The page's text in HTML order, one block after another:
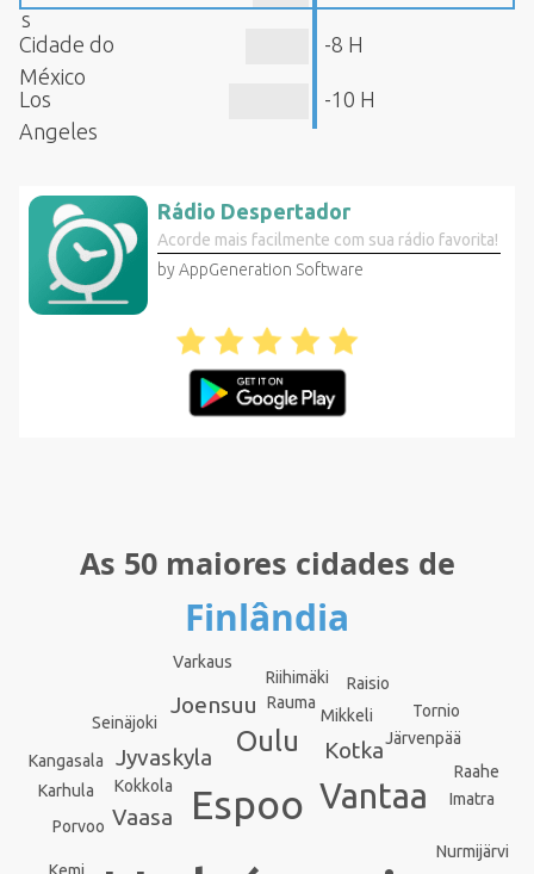
s
Cidade do
México
-8 H
Los
Angeles
-10 H
Rádio Despertador
Acorde mais facilmente com sua rádio favorita!
by AppGeneration Software
As 50 maiores cidades de
Finlândia
Espoo Vantaa
Oulu
Jyvaskyla
Vaasa
Kotka
Joensuu
Porvoo
Mikkeli
Järvenpää
Nurmijärvi
Rauma
Kokkola
Seinäjoki
Imatra
Riihimäki
Kangasala
Raisio
Karhula
Varkaus
Raahe
Tornio